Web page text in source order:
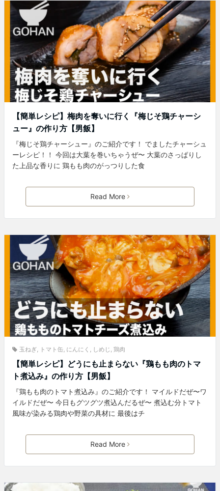
【簡単レシピ】梅肉を奪いに行く『梅じそ鶏チャーシ
ュー』の作り方【男飯】
『梅じそ鶏チャーシュー』のご紹介です！ でましたチャーシュ
ーレシピ！！ 今回は大葉を巻いちゃうぜ〜 大葉のさっぱりし
た上品な香りに 鶏もも肉のがっつりした食
Read More
玉ねぎ トマト缶 にんにく しめじ 鶏肉
【簡単レシピ】どうにも止まらない『鶏もも肉のトマ
ト煮込み』の作り方【男飯】
『鶏もも肉のトマト煮込み』のご紹介です！ マイルドだぜ〜ワ
イルドだぜ〜 今日もグツグツ煮込んだるぜ〜 煮込む分トマト
風味が染みる鶏肉や野菜の具材に 最後はチ
Read More